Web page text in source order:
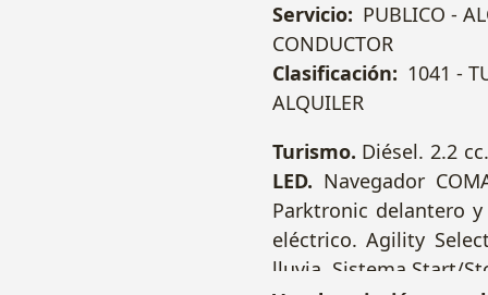
Servicio: PUBLICO -
CONDUCTOR
Clasificación: 1041 -
ALQUILER
Turismo. Diésel. 2.2
LED. Navegador
Parktronic delantero
eléctrico. Agility
lluvia. Sistema Start/